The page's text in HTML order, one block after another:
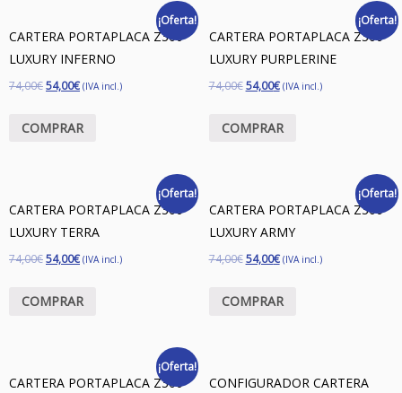
¡Oferta!
CARTERA PORTAPLACA Z300
LUXURY INFERNO
74,00€54,00€ (IVA incl.)
COMPRAR
¡Oferta!
CARTERA PORTAPLACA Z300
LUXURY PURPLERINE
74,00€ 54,00€ (IVA incl.)
COMPRAR
¡Oferta!
CARTERA PORTAPLACA Z300
LUXURY TERRA
74,00€54,00€ (IVA incl.)
COMPRAR
¡Oferta!
CARTERA PORTAPLACA Z300
LUXURY ARMY
74,00€ 54,00€ (IVA incl.)
COMPRAR
¡Oferta!
CARTERA PORTAPLACA Z300
CONFIGURADOR CARTERA